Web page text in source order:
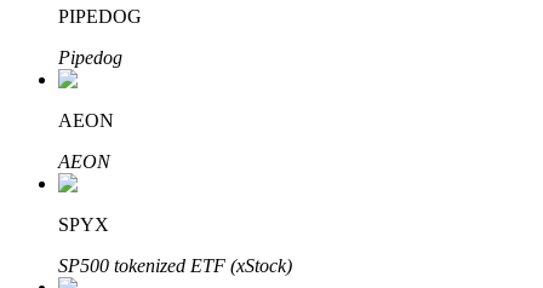
PIPEDOG
Pipedog
AEON
AEON
SPYX
SP500 tokenized ETF (xStock)